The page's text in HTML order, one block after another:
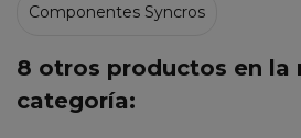
Componentes Syncros
8 otros productos en la
categoría: